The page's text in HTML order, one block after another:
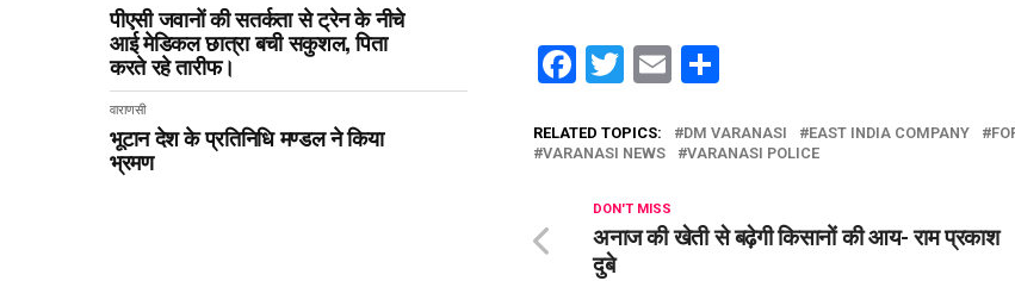
पीएसी जवानों की सतर्कता से ट्रेन के नीचे
आई मेडिकल छात्रा बची सकुशल, पिता
करते रहे तारीफ।
वाराणसी
भूटान देश के प्रतिनिधि मण्डल ने किया
भ्रमण
Facebook
Twitter
Email
RELATED TOPICS: DM VARANASI EAST INDIA COMPANY
VARANASI NEWS
VARANASI POLICE
DON'T MISS
अनाज की खेती से बढ़ेगी किसानों की आय- राम प्रकाश
दुबे